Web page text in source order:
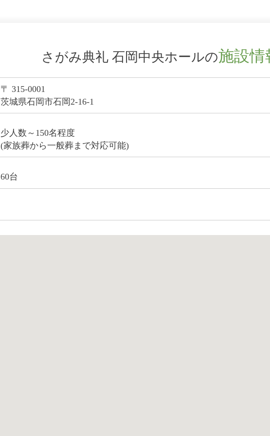
さがみ典礼 石岡中央ホールの施設情
〒 315-0001
茨城県石岡市石岡2-16-1
少人数～150名程度
(家族葬から一般葬まで対応可能)
60台